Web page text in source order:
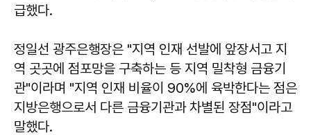
급했다.
정일선 광주은행장은 "지역 인재 선발에 앞장서고 지
역 곳곳에 점포망을 구축하는 등 지역 밀착형 금융기
관"이라며 "지역 인재 비율이 90%에 육박한다는 점은
지방은행으로서 다른 금융기관과 차별된 장점"이라고
말했다.